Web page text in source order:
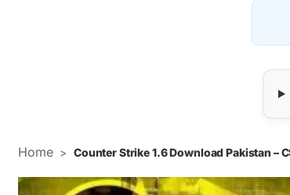
Home > Counter Strike 1.6 Download Pakistan –